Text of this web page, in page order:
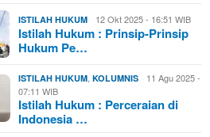
ISTILAH HUKUM 12 Okt 2025 - 16:51 WIB
Istilah Hukum : Prinsip-Prinsip
Hukum Pe…
ISTILAH HUKUM ,KOLUMNIS
11 Agu 2025 -
07:11 WIB
Istilah Hukum : Perceraian di
Indonesia …